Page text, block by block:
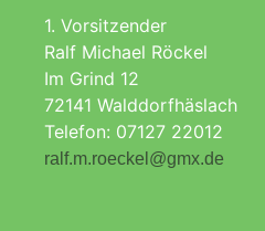
1. Vorsitzender
Ralf Michael Röckel
Im Grind 12
72141 Walddorfhäslach
Telefon: 07127 22012
ralf.m.roeckel@gmx.de